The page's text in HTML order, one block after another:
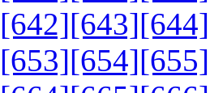
[642][643][644]
[653][654][655]